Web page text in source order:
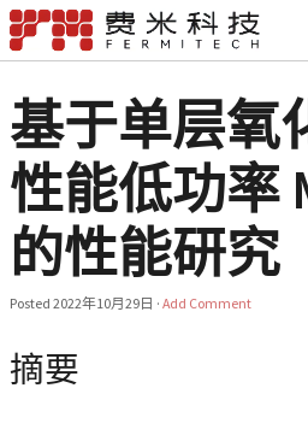
基于单层氧
性能低功率
的性能研究
Posted 2022年10月29日 · Add Comment
摘要